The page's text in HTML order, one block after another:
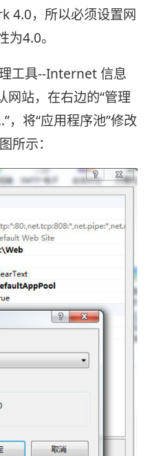
4.0，所以必须设置网
4.0。
工具--Internet 信息
网站，在右边的“管理
，将“应用程序池”修改
所示：